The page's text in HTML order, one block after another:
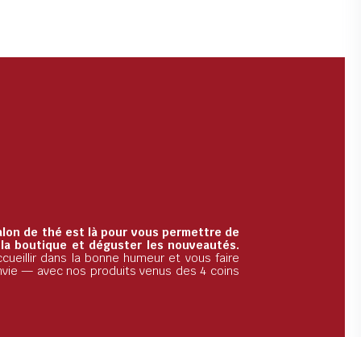
de thé est là pour vous permettre de
boutique et déguster les nouveautés.
dans la bonne humeur et vous faire
— avec nos produits venus des 4 coins